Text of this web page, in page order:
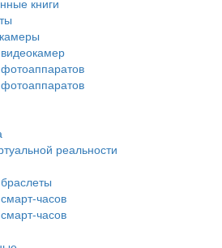
книги
фотоаппаратов
реальности
часов
часов